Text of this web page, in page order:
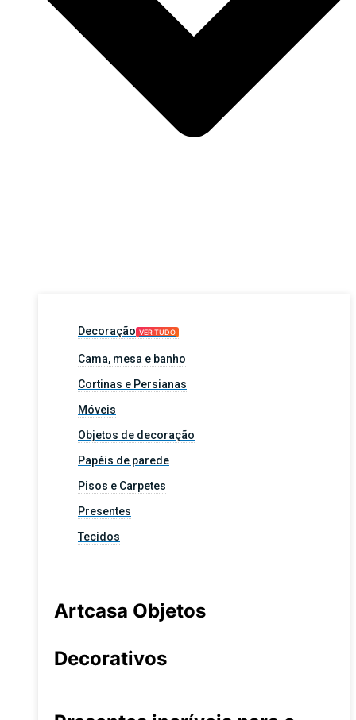
Decoração VER TUDO
Cama, mesa e banho
Cortinas e Persianas
Móveis
Objetos de decoração
Papéis de parede
Pisos e Carpetes
Presentes
Tecidos
Artcasa Objetos
Decorativos